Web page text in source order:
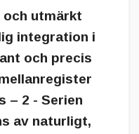
utmärkt
integration i
och precis
– 2 - Serien
av naturligt,